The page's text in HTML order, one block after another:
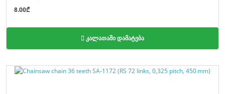
8.00₾
კალათაში დამატება